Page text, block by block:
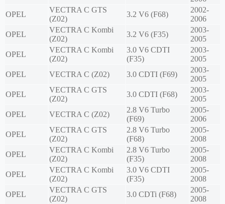
OPEL
VECTRA C GTS
(Z02)
3.2 V6 (F68)
2002-
2006
OPEL
VECTRA C Kombi
(Z02)
3.2 V6 (F35)
2003-
2005
OPEL
VECTRA C Kombi
(Z02)
3.0 V6 CDTI
(F35)
2003-
2005
OPEL
VECTRA C (Z02) 3.0 CDTI (F69)
2003-
2005
OPEL
VECTRA C GTS
(Z02)
3.0 CDTI (F68)
2003-
2005
OPEL
VECTRA C (Z02)
2.8 V6 Turbo
(F69)
2005-
2006
OPEL
VECTRA C GTS
(Z02)
2.8 V6 Turbo
(F68)
2005-
2008
OPEL
VECTRA C Kombi
(Z02)
2.8 V6 Turbo
(F35)
2005-
2008
OPEL
VECTRA C Kombi
(Z02)
3.0 V6 CDTI
(F35)
2005-
2008
OPEL
VECTRA C GTS
(Z02)
3.0 CDTi (F68)
2005-
2008